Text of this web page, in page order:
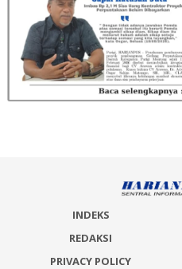
INDEKS
REDAKSI
PRIVACY POLICY